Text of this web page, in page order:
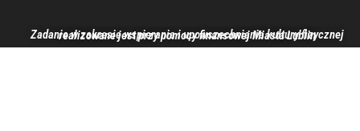
Zadanie w zakresie wspierania i upowszechniania kultury fizycznej realizowane jest przy pomocy finansowej Miasta Lublin